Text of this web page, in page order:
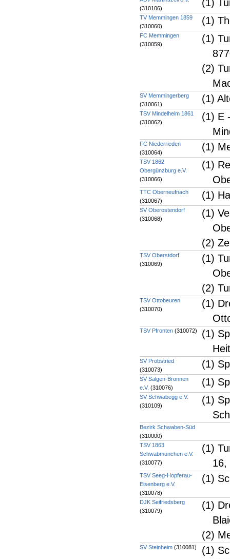
(310106)
(1)
TV Memmingen 1859
(310060)
(1)
FC Memmingen
(310059)
(1)
(2)
SV Memmingerberg
(310061)
(1)
TSV Mindelheim 1861
(310062)
(1) E
FC Niederrieden
(310064)
(1)
TSV 1862
Obergünzburg e.V.
(310066)
(1)
TTC Oberneufnach
(310067)
(1)
SV Oberostendorf
(310068)
(1)
(2)
TSV Oberstdorf
(310069)
(1)
(2)
TSV Ottobeuren
(310070)
(1)
TSV Pfronten (310072)
(1)
SV Probstried
(310073)
(1)
SV Salgen-Bronnen
e.V. (310076) (1)
SV Schwabegg e.V.
(310109)
(1)
Bezirk Schwaben-Süd
(310000)
TSV 1863
Schwabmünchen e.V.
(310077)
(1)
16,
TSV Seeg-Hopferau-
Eisenberg e.V.
(310078)
(1)
DJK Seifriedsberg
(310079)
(1)
(2)
SV Steinheim (310081)
(1)